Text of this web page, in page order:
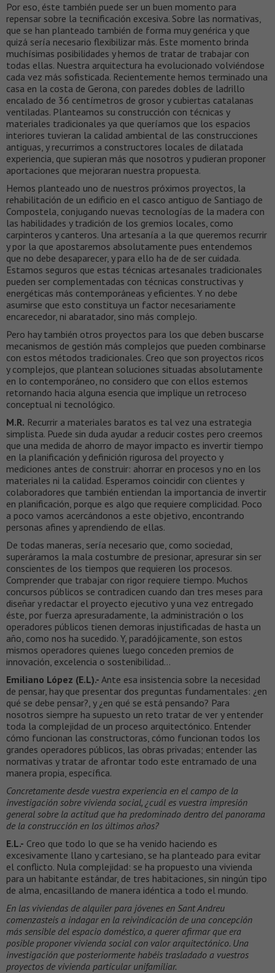
Por eso, éste también puede ser un buen momento para
repensar sobre la tecnificación excesiva. Sobre las normativas,
que se han planteado también de forma muy genérica y que
quizá sería necesario flexibilizar más. Este momento brinda
muchísimas posibilidades y hemos de tratar de trabajar con
todas ellas. Nuestra arquitectura ha evolucionado volviéndose
cada vez más sofisticada. Recientemente hemos terminado una
casa en la costa de Gerona, con paredes dobles de ladrillo
encalado de 36 centímetros de grosor y cubiertas catalanas
ventiladas. Planteamos su construcción con técnicas y
materiales tradicionales ya que queríamos que los espacios
interiores tuvieran la calidad ambiental de las construcciones
antiguas, y recurrimos a constructores locales de dilatada
experiencia, que supieran más que nosotros y pudieran proponer
aportaciones que mejoraran nuestra propuesta.
Hemos planteado uno de nuestros próximos proyectos, la
rehabilitación de un edificio en el casco antiguo de Santiago de
Compostela, conjugando nuevas tecnologías de la madera con
las habilidades y tradición de los gremios locales, como
carpinteros y canteros. Una artesanía a la que queremos recurrir
y por la que apostaremos absolutamente pues entendemos
que no debe desaparecer, y para ello ha de de ser cuidada.
Estamos seguros que estas técnicas artesanales tradicionales
pueden ser complementadas con técnicas constructivas y
energéticas más contemporáneas y eficientes. Y no debe
asumirse que esto constituya un factor necesariamente
encarecedor, ni abaratador, sino más complejo.
Pero hay también otros proyectos para los que deben buscarse
mecanismos de gestión más complejos que pueden combinarse
con estos métodos tradicionales. Creo que son proyectos ricos
y complejos, que plantean soluciones situadas absolutamente
en lo contemporáneo, no considero que con ellos estemos
retornando hacia alguna esencia que implique un retroceso
conceptual ni tecnológico.
M.R. Recurrir a materiales baratos es tal vez una estrategia
simplista. Puede sin duda ayudar a reducir costes pero creemos
que una medida de ahorro de mayor impacto es invertir tiempo
en la planificación y definición rigurosa del proyecto y
mediciones antes de construir: ahorrar en procesos y no en los
materiales ni la calidad. Esperamos coincidir con clientes y
colaboradores que también entiendan la importancia de invertir
en planificación, porque es algo que requiere complicidad. Poco
a poco vamos acercándonos a este objetivo, encontrando
personas afines y aprendiendo de ellas.
De todas maneras, sería necesario que, como sociedad,
superáramos la mala costumbre de presionar, apresurar sin ser
conscientes de los tiempos que requieren los procesos.
Comprender que trabajar con rigor requiere tiempo. Muchos
concursos públicos se contradicen cuando dan tres meses para
diseñar y redactar el proyecto ejecutivo y una vez entregado
éste, por fuerza apresuradamente, la administración o los
operadores públicos tienen demoras injustificadas de hasta un
año, como nos ha sucedido. Y, paradójicamente, son estos
mismos operadores quienes luego conceden premios de
innovación, excelencia o sostenibilidad…
Emiliano López (E.L).- Ante esa insistencia sobre la necesidad
de pensar, hay que presentar dos preguntas fundamentales: ¿en
qué se debe pensar?, y ¿en qué se está pensando? Para
nosotros siempre ha supuesto un reto tratar de ver y entender
toda la complejidad de un proceso arquitectónico. Entender
cómo funcionan las constructoras, cómo funcionan todos los
grandes operadores públicos, las obras privadas; entender las
normativas y tratar de afrontar todo este entramado de una
manera propia, específica.
Concretamente desde vuestra experiencia en el campo de la
investigación sobre vivienda social, ¿cuál es vuestra impresión
general sobre la actitud que ha predominado dentro del panorama
de la construcción en los últimos años?
E.L.- Creo que todo lo que se ha venido haciendo es
excesivamente llano y cartesiano, se ha planteado para evitar
el conflicto. Nula complejidad: se ha propuesto una vivienda
para un habitante estándar, de tres habitaciones, sin ningún tipo
de alma, encasillando de manera idéntica a todo el mundo.
En las viviendas de alquiler para jóvenes en Sant Andreu
comenzasteis a indagar en la reivindicación de una concepción
más sensible del espacio doméstico, a querer afirmar que era
posible proponer vivienda social con valor arquitectónico. Una
investigación que posteriormente habéis trasladado a vuestros
proyectos de vivienda particular unifamiliar.